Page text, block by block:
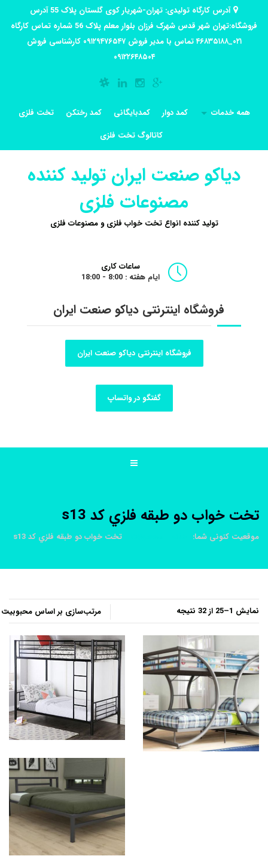
آدرس کارگاه تولیدی: تهران-شهریار کوی گلستان پلاک 55 آدرس
فروشگاه:تهران شهر قدس شهرک فرزان بلوار معلم پلاک 56 شماره تماس کارگاه
۰۲۱_۴۶۸۳۵۱۸۸ تماس با مدیر فروش ۰۹۱۲۹۴۷۶۵۴۷ کارشناسی فروش
۰۹۱۲۲۶۴۸۵۰۴
همه خدمات کمد دوار کمدبایگانی کمد رختکن
تخت فلزی
کاتالوگ تخت فلزی
دیاکو صنعت ایران تولید کننده
مصنوعات فلزی
تولید کننده انواع تخت خواب فلزی و مصنوعات فلزی
ساعات کاری
ایام هفته : 8:00 - 18:00
فروشگاه اینترنتی دیاکو صنعت ایران
فروشگاه اینترنتی دیاکو صنعت ایران
گفتگو در واتساپ
تخت خواب دو طبقه فلزي کد s13
موقعیت کنونی شما: تخت خواب دو طبقه فلزي کد s13
نمایش 1–25 از 32 نتیجه
بر
اساس
محبوبیت